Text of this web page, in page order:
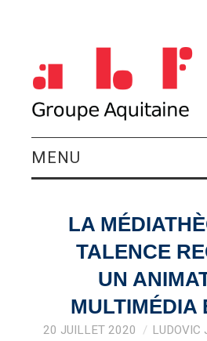
MENU
ACTIVITÉS DU
GROUPE
AGENDA
LA
TALENCE
UN
MULTIMÉDIA
20 JUILLET 2020
LUDOVIC